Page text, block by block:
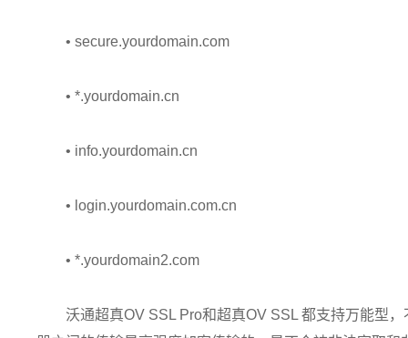
• secure.yourdomain.com
• *.yourdomain.cn
• info.yourdomain.cn
• login.yourdomain.com.cn
• *.yourdomain2.com
沃通超真OV SSL Pro和超真OV SSL 都支持万能型